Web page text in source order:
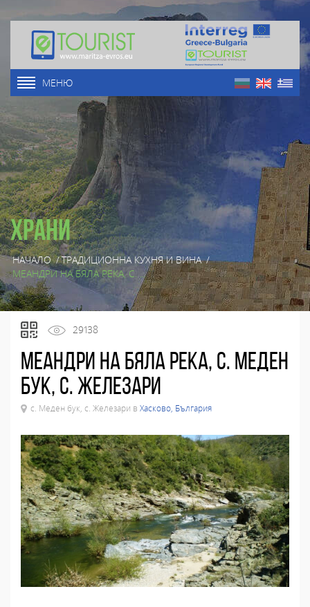
МЕНЮ
Храни
НАЧАЛО/ТРАДИЦИОННА КУХНЯ И ВИНА/
МЕАНДРИ НА БЯЛА РЕКА, С. ...
29138
Меандри на Бяла река, с. Меден
бук, с. Железари
с. Меден бук, с. Железари в Хасково, България